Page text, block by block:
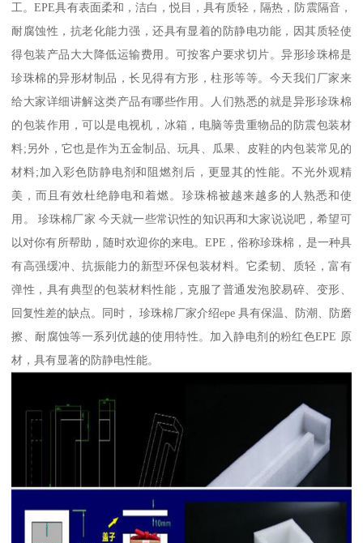
工。EPE具有表面柔和，洁白，悦目，具有质轻，隔热，防震隔音，
耐腐蚀性，抗老化能力强，还具有显着的防静电功能，因其质轻使
得包装产品大大降低运输费用。可按客户要求切片。异形珍珠棉是
珍珠棉的异形材制品，长见得有方形，柱形等等。今天我们厂家来
给大家详细讲解这类产品有哪些作用。人们熟悉的就是异形珍珠棉
的包装作用，可以是电视机，冰箱，电脑等贵重物品的防震包装材
料;另外，它也是作为五金制品、玩具、瓜果、皮鞋的内包装常见的
材料;加入彩色防静电剂和阻燃剂后，更显其的性能。不光外观精
美，而且有效杜绝静电和着燃。珍珠棉被越来越多的人熟悉和使
用。 珍珠棉厂家 今天就一些常识性的知识再和大家说说吧，希望可
以对你有所帮助，随时欢迎你的来电。EPE，俗称珍珠棉，是一种具
有高强缓冲、抗振能力的新型环保包装材料。它柔韧、质轻，富有
弹性，具有典型的包装材料性能，克服了普通发泡胶易碎、变形、
回复性差的缺点。同时， 珍珠棉厂家介绍epe 具有保温、防潮、防磨
擦、耐腐蚀等一系列优越的使用特性。加入静电剂的粉红色EPE 原
材，具有显著的防静电性能。